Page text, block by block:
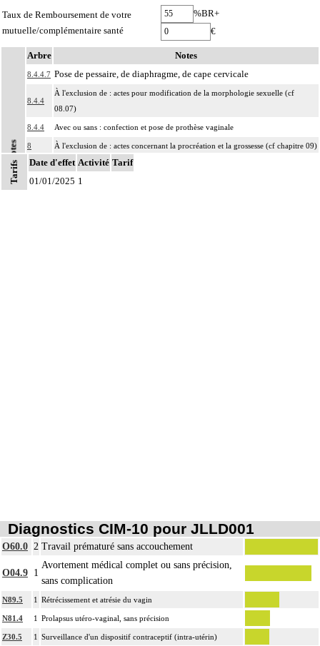
Taux de Remboursement de votre
mutuelle/complémentaire santé
%BR+
€
Notes
Arbre Notes
8.4.4.7 Pose de pessaire, de diaphragme, de cape cervicale
8.4.4
À l'exclusion de : actes pour modification de la morphologie sexuelle (cf
08.07)
8.4.4 Avec ou sans : confection et pose de prothèse vaginale
8 À l'exclusion de : actes concernant la procréation et la grossesse (cf chapitre 09)
8
Les actes sur la cavité de l'abdomen, par coelioscopie ou par
rétropéritonéoscopie incluent l'évacuation de collection intraabdominale
Tarifs Date d'effet Activité Tarif
01/01/2025 1
Diagnostics CIM-10 pour JLLD001
O60.0 2 Travail prématuré sans accouchement
O04.9 1
Avortement médical complet ou sans précision,
sans complication
N89.5 1 Rétrécissement et atrésie du vagin
N81.4 1 Prolapsus utéro-vaginal, sans précision
Z30.5 1 Surveillance d'un dispositif contraceptif (intra-utérin)